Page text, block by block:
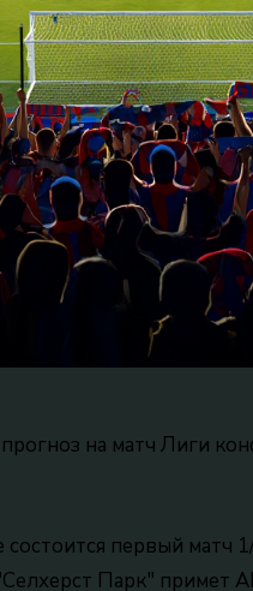
на матч Лиги
первый матч
Парк" примет